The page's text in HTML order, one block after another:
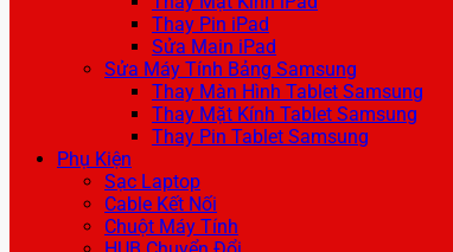
Thay Pin iPad
Sửa Main iPad
Sửa Máy Tính Bảng Samsung
Thay Màn Hình Tablet Samsung
Thay Mặt Kính Tablet Samsung
Thay Pin Tablet Samsung
Phụ Kiện
Sạc Laptop
Cable Kết Nối
Chuột Máy Tính